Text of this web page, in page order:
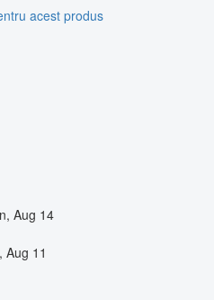
acest produs
Aug 14
Aug 11